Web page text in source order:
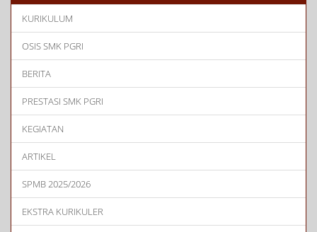
KURIKULUM
OSIS SMK PGRI
BERITA
PRESTASI SMK PGRI
KEGIATAN
ARTIKEL
SPMB 2025/2026
EKSTRA KURIKULER